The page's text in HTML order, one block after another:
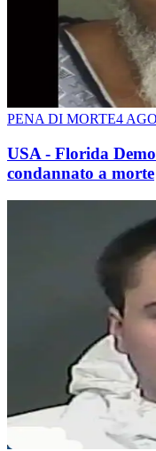
PENA DI MORTE4
USA - Florida
condannato a morte